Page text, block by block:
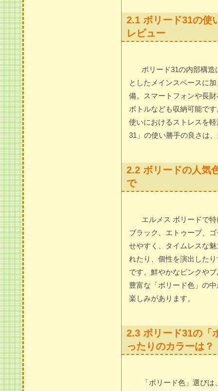
2.1 ボリード31の使
レビュー
ボリード31の内部構
としたメインスペースに
備。スマートフォンや長
ボトルなども収納可能で
使いにおけるストレスを
31」の使い勝手の良さは
2.2 ボリードの人気
で
エルメス ボリードで
ブラック、エトゥープ、
せやすく、タイムレスな
れたり、個性を演出した
です。鮮やかなピンクや
豊富な「ボリード色」の
楽しみがあります。
2.3 ボリード31の「
ったりのカラーは？
「ボリード色」選び